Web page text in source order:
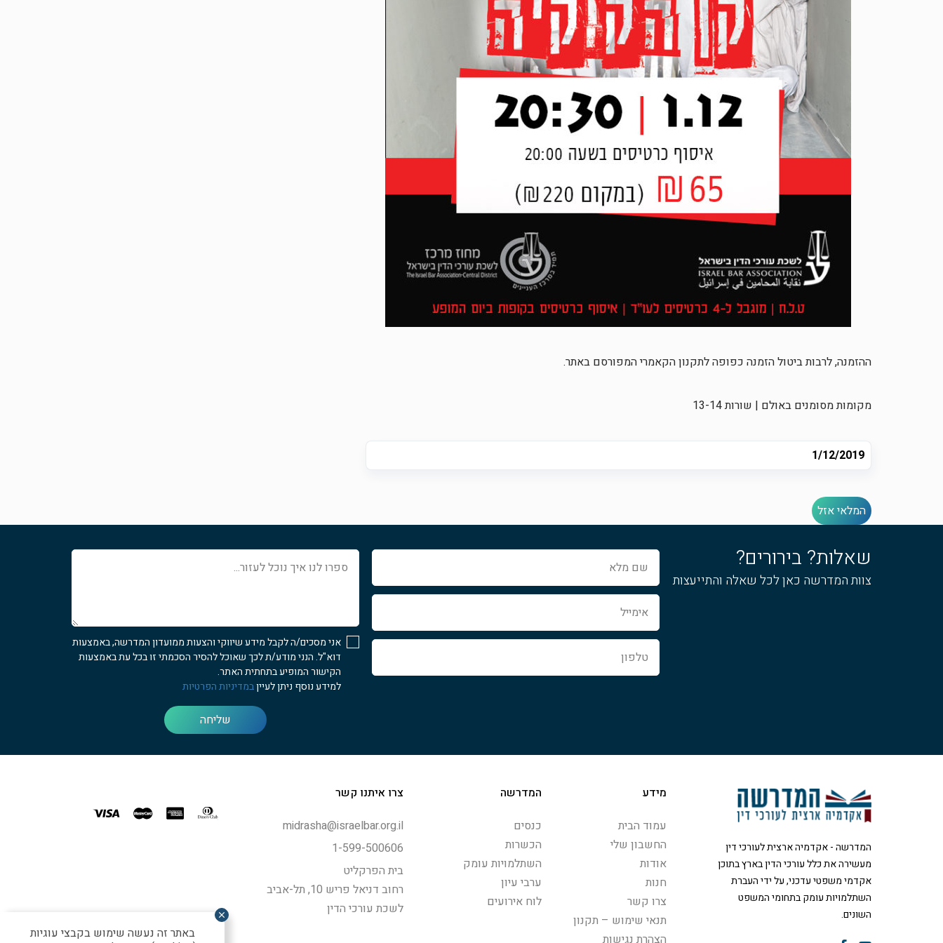
ההזמנה, לרבות ביטול הזמנה כפופה לתקנון הקאמרי המפורסם באתר.
מקומות מסומנים באולם | שורות 13-14
1/12/2019
המלאי אזל
שאלות? בירורים?
צוות המדרשה כאן לכל שאלה והתייעצות
שם
מלא
אימייל
טלפון
ספרו
לנו
אני מסכים/ה לקבל מידע שיווקי והצעות ממועדון המדרשה, באמצעות
דוא"ל. הנני מודע/ת לכך שאוכל להסיר הסכמתי זו בכל עת באמצעות
הקישור המופיע בתחתית האתר.
למידע נוסף ניתן לעייןבמדיניות הפרטיות
שליחה
המדרשה - אקדמיה ארצית לעורכי דין
מעשירה את כלל עורכי הדין בארץ בתוכן
אקדמי משפטי עדכני, על ידי העברת
השתלמויות עומק בתחומי המשפט
השונים.
צרו איתנו קשר
midrasha@israelbar.org.il
1-599-500606
בית הפרקליט
רחוב דניאל פריש 10, תל-אביב
לשכת עורכי הדין
מידע
עמוד הבית
החשבון שלי
אודות
חנות
צרו קשר
תנאי שימוש – תקנון
הצהרת נגישות
המדרשה
כנסים
הכשרות
השתלמויות עומק
ערבי עיון
לוח אירועים
באתר זה נעשה שימוש בקבצי עוגיות